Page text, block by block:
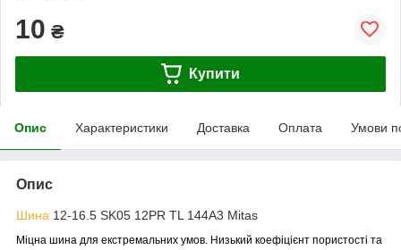
10 ₴
Купити
Опис Характеристики Доставка Оплата Умови
Опис
Шина 12-16.5 SK05 12PR TL 144A3 Mitas
Міцна шина для екстремальних умов. Низький коефіцієнт пористості та